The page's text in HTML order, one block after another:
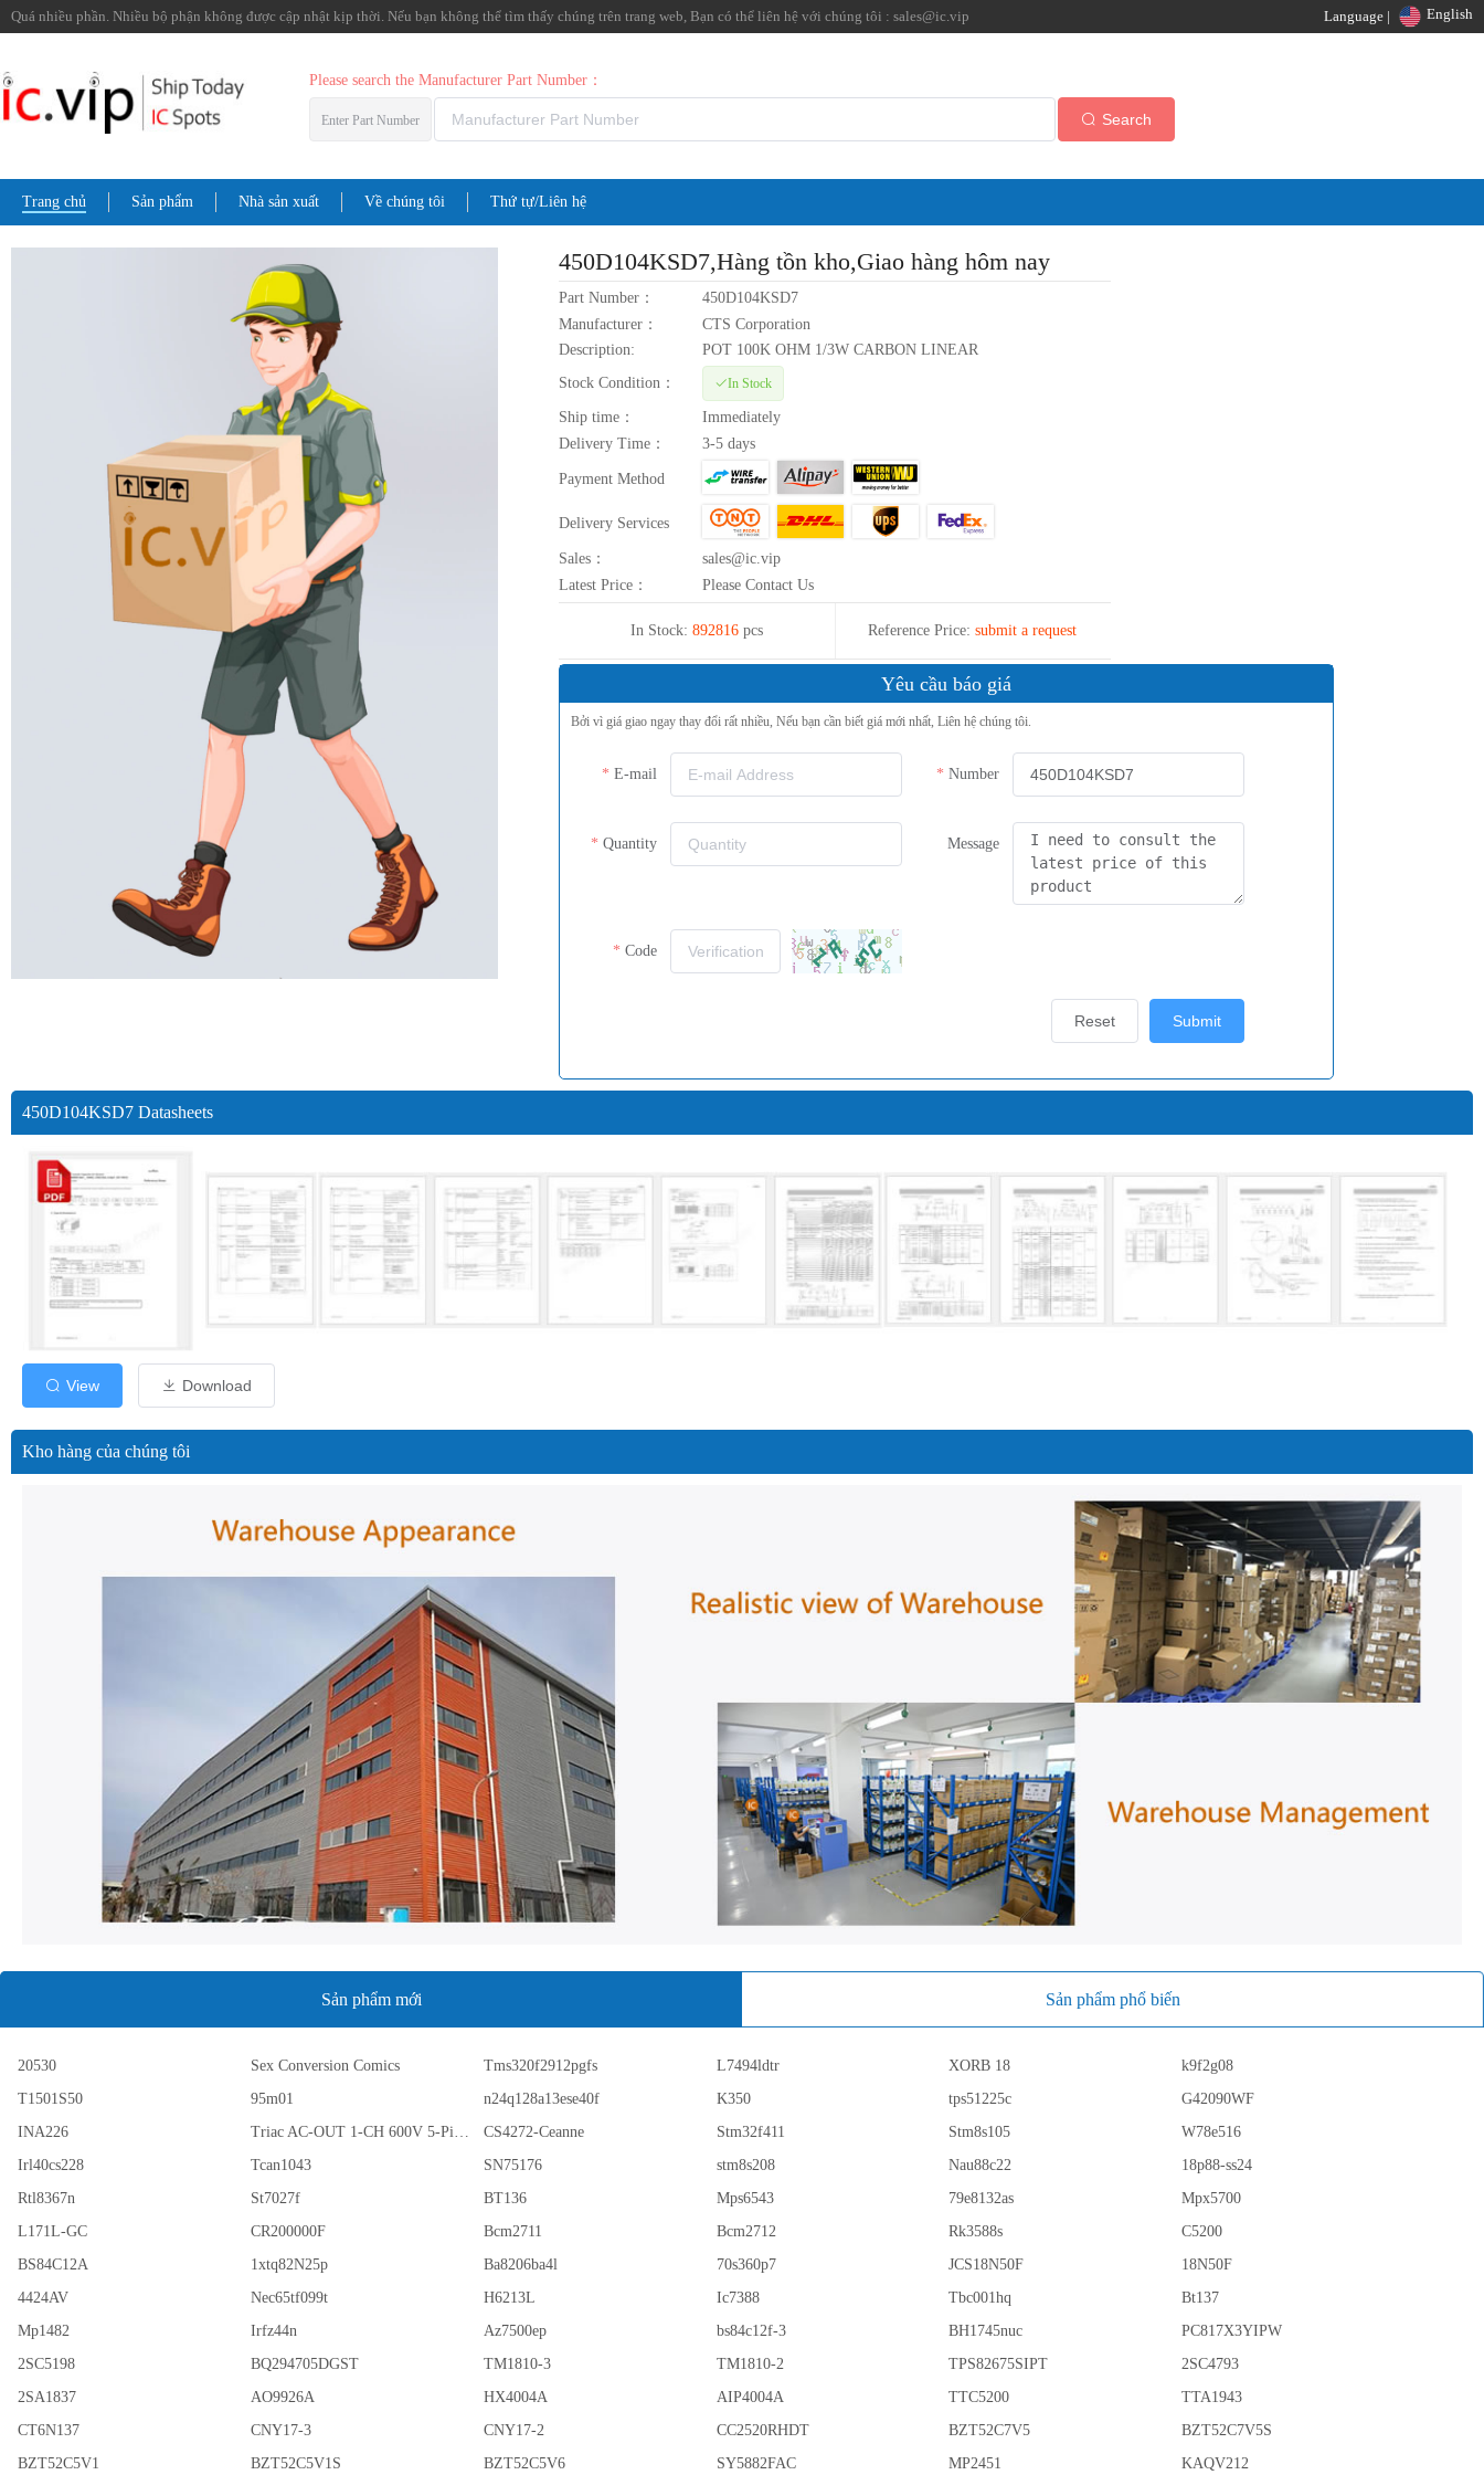
Quá nhiều phần. Nhiều bộ phận không được cập nhật kịp thời. Nếu bạn không thể tìm thấy chúng trên trang web, Bạn có thể liên hệ với chúng tôi : sales@ic.vip Language | English
Please search the Manufacturer Part Number：
Enter Part Number Search
Trang chủ Sản phẩm Nhà sản xuất Về chúng tôi Thứ tự/Liên hệ
450D104KSD7,Hàng tồn kho,Giao hàng hôm nay
Part Number：
450D104KSD7
Manufacturer：
CTS Corporation
Description:
POT 100K OHM 1/3W CARBON LINEAR
Stock Condition：
In Stock
Ship time：
Immediately
Delivery Time：
3-5 days
Payment Method
Delivery Services
Sales：
sales@ic.vip
Latest Price：
Please Contact Us
In Stock: 892816 pcs Reference Price: submit a request
Yêu cầu báo giá
Bởi vì giá giao ngay thay đổi rất nhiều, Nếu bạn cần biết giá mới nhất, Liên hệ chúng tôi.
E-mail Number
Quantity Message
Code
Submit
Reset
450D104KSD7 Datasheets
View Download
Kho hàng của chúng tôi
Sản phẩm mới Sản phẩm phổ biến
20530 Sex Conversion Comics Tms320f2912pgfs L7494ldtr XORB 18
k9f2g08
T1501S50
95m01 n24q128a13ese40f K350 tps51225c
G42090WF
INA226
Triac AC-OUT 1-CH 600V 5-Pin PDIP Tube CS4272-Ceanne Stm32f411 Stm8s105
W78e516
Irl40cs228
Tcan1043 SN75176 stm8s208 Nau88c22
18p88-ss24
Rtl8367n
St7027f BT136 Mps6543 79e8132as
Mpx5700
L171L-GC
CR200000F Bcm2711 Bcm2712 Rk3588s
C5200
BS84C12A
1xtq82N25p Ba8206ba4l 70s360p7 JCS18N50F
18N50F
4424AV
Nec65tf099t H6213L Ic7388 Tbc001hq
Bt137
Mp1482
Irfz44n Az7500ep bs84c12f-3 BH1745nuc
PC817X3YIPW
2SC5198
BQ294705DGST TM1810-3 TM1810-2 TPS82675SIPT
2SC4793
2SA1837
AO9926A HX4004A AIP4004A TTC5200
TTA1943
CT6N137
CNY17-3 CNY17-2 CC2520RHDT BZT52C7V5
BZT52C7V5S
BZT52C5V1
BZT52C5V1S BZT52C5V6 SY5882FAC MP2451 KAQV212